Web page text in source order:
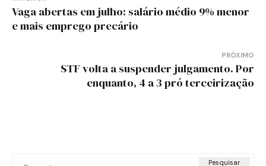
de
Vaga abertas em julho: salário médio 9% menor
e mais emprego precário
PRÓXIMO
STF volta a suspender julgamento. Por
enquanto, 4 a 3 pró terceirização